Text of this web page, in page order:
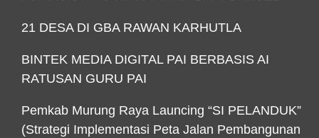
21 DESA DI GBA RAWAN KARHUTLA
BINTEK MEDIA DIGITAL PAI BERBASIS AI
RATUSAN GURU PAI
Pemkab Murung Raya Launcing “SI PELANDUK”
(Strategi Implementasi Peta Jalan Pembangunan